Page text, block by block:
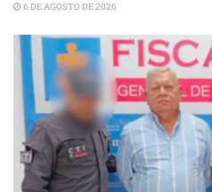
6 DE AGOSTO DE 2026